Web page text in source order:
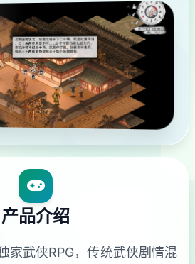
产品介绍
家武侠RPG，传统武侠剧情混